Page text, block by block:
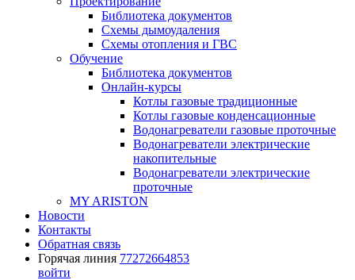
Библиотека документов
Схемы дымоудаления
Схемы отопления и ГВС
Обучение
Библиотека документов
Онлайн-курсы
Котлы газовые традиционные
Котлы газовые конденсационные
Водонагреватели газовые проточные
Водонагреватели электрические
накопительные
Водонагреватели электрические
проточные
MY ARISTON
Новости
Контакты
Обратная связь
Горячая линия 77272664853
войти